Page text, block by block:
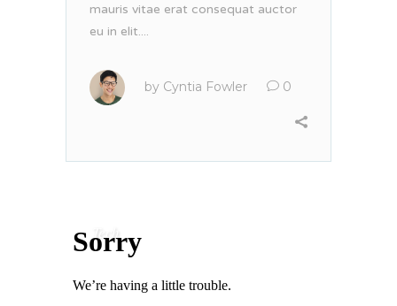
mauris vitae erat consequat auctor
eu in elit....
by Cyntia Fowler 0